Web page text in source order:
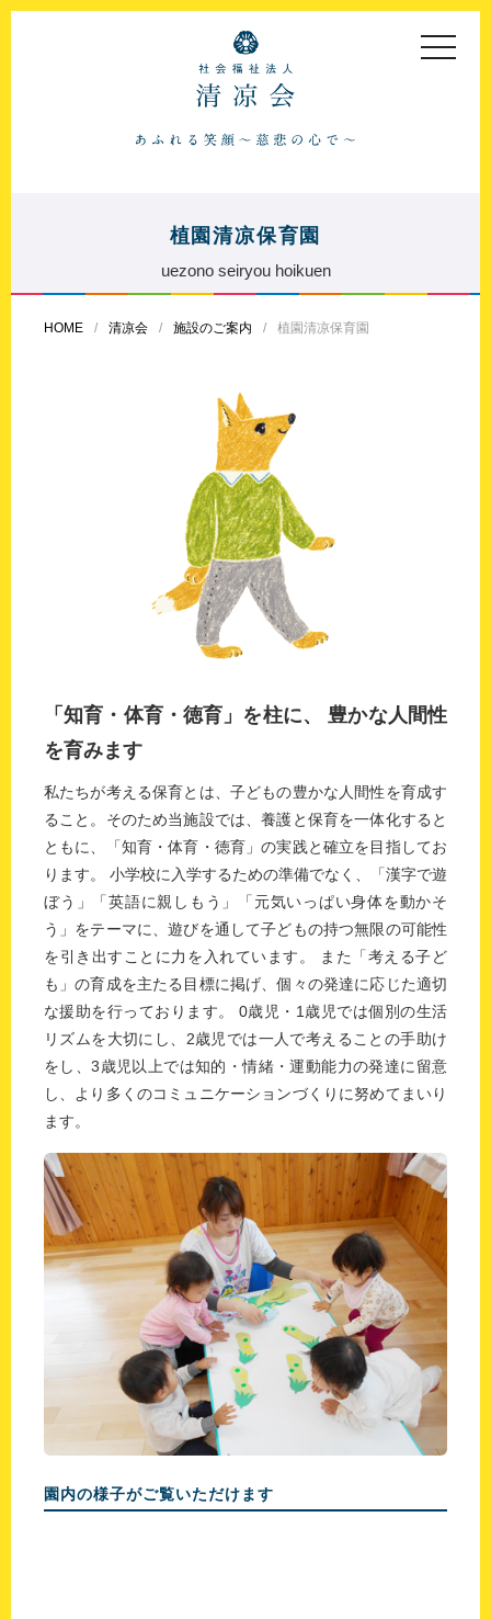
toggle
植園清凉保育園
uezono seiryou hoikuen
HOME 清凉会 施設のご案内 植園清凉保育園
「知育・体育・徳育」を柱に、
豊かな人間性
を育みます
私たちが考える保育とは、子どもの豊かな人間性を育成す
ること。そのため当施設では、養護と保育を一体化すると
ともに、「知育・体育・徳育」の実践と確立を目指してお
ります。
小学校に入学するための準備でなく、「漢字で遊
ぼう」「英語に親しもう」「元気いっぱい身体を動かそ
う」をテーマに、遊びを通して子どもの持つ無限の可能性
を引き出すことに力を入れています。
また「考える子ど
も」の育成を主たる目標に掲げ、個々の発達に応じた適切
な援助を行っております。
0歳児・1歳児では個別の生活
リズムを大切にし、2歳児では一人で考えることの手助け
をし、3歳児以上では知的・情緒・運動能力の発達に留意
し、より多くのコミュニケーションづくりに努めてまいり
ます。
園内の様子がご覧いただけます